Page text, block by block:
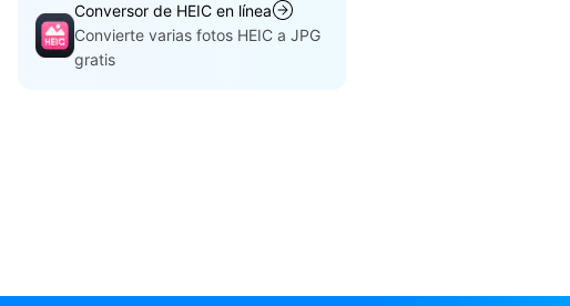
Conversor de HEIC en línea
Convierte varias fotos HEIC a JPG
gratis